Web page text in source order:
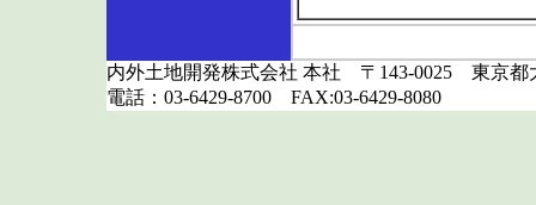
内外土地開発株式会社 本社 〒143-0025 東京都
電話：03-6429-8700 FAX:03-6429-8080